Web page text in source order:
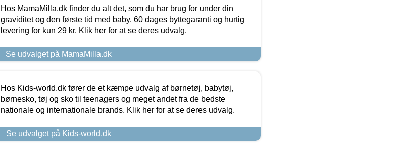
Hos MamaMilla.dk finder du alt det, som du har brug for under din
graviditet og den første tid med baby. 60 dages byttegaranti og hurtig
levering for kun 29 kr. Klik her for at se deres udvalg.
Se udvalget på MamaMilla.dk
Hos Kids-world.dk fører de et kæmpe udvalg af børnetøj, babytøj,
børnesko, tøj og sko til teenagers og meget andet fra de bedste
nationale og internationale brands. Klik her for at se deres udvalg.
Se udvalget på Kids-world.dk